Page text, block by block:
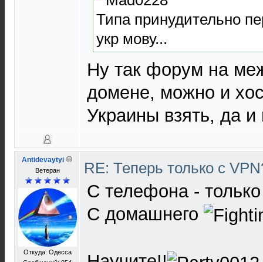
Типа принудительно
укр мову...
Ну так форум на
домене, можно и
Украины взять, да и
Antidevaytyi
Ветеран
Откуда: Одесса
RE: Теперь только с
С телефона -
С домашнего